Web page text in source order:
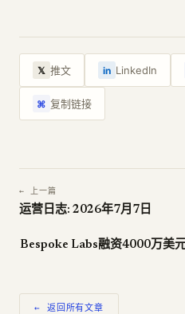
𝕏 推文 in LinkedIn
⌘ 复制链接
← 上一篇
运营日志: 2026年7月7日
Bespoke Labs融资4000万美
← 返回所有文章